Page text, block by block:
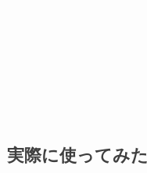
実際に使ってみた